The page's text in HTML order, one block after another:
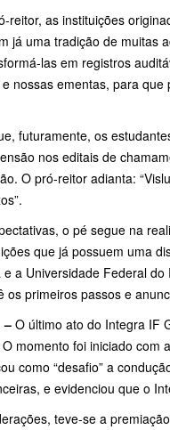
reitor, as instituições
já uma tradição de muitas
las em registros
nossas ementas, para
futuramente, os
nos editais de
O pró-reitor adianta:
o pé segue na
que já possuem uma
a Universidade Federal
os primeiros passos e
–O último ato do Integra IF
momento foi iniciado com
como “desafio” a
e evidenciou que o
teve-se a